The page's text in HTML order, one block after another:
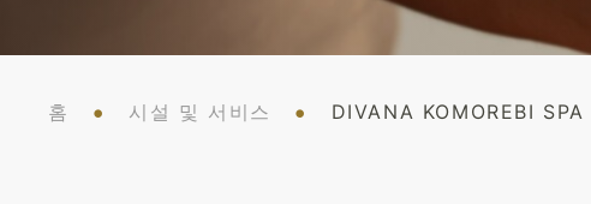
홈 시설 및 서비스 DIVANA KOMOREBI SPA